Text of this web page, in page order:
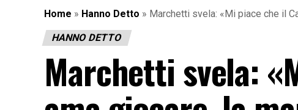
Home » Hanno Detto » Marchetti svela: «Mi piace che il
HANNO DETTO
Marchetti svela: